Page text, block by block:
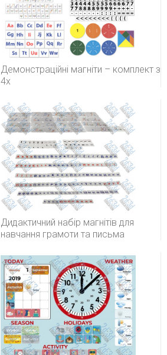
Демонстраційні магніти – комплект з
4х
Дидактичний набір магнітів для
навчання грамоти та письма